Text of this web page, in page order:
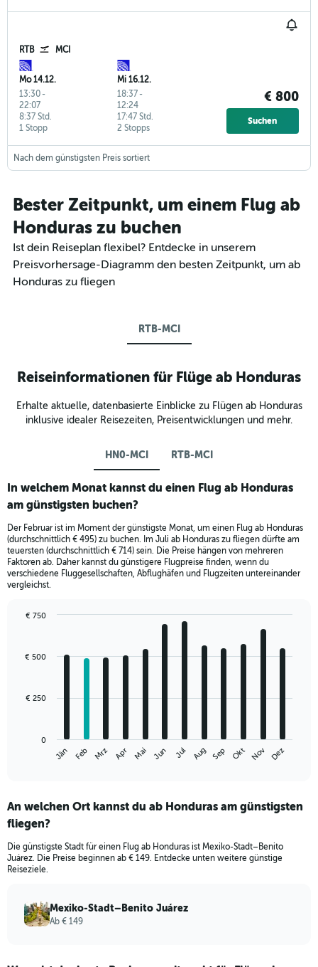
RTB MCI
Mo 14.12.
13:30-
22:07
1 Stopp
8:37 Std.
Mi 16.12.
18:37-
12:24
2 Stopps
17:47 Std.
€ 800
Suchen
Nach dem günstigsten Preis sortiert
Bester Zeitpunkt, um einem Flug ab
Honduras zu buchen
Ist dein Reiseplan flexibel? Entdecke in unserem
Preisvorhersage-Diagramm den besten Zeitpunkt, um ab
Honduras zu fliegen
RTB-MCI
Reiseinformationen für Flüge ab Honduras
Erhalte aktuelle, datenbasierte Einblicke zu Flügen ab Honduras
inklusive idealer Reisezeiten, Preisentwicklungen und mehr.
HN0-MCI RTB-MCI
In welchem Monat kannst du einen Flug ab Honduras
am günstigsten buchen?
Der Februar ist im Moment der günstigste Monat, um einen Flug ab Honduras
(durchschnittlich € 495) zu buchen. Im Juli ab Honduras zu fliegen dürfte am
teuersten (durchschnittlich € 714) sein. Die Preise hängen von mehreren
Faktoren ab. Daher kannst du günstigere Flugpreise finden, wenn du
verschiedene Fluggesellschaften, Abflughäfen und Flugzeiten untereinander
vergleichst.
12
The
Range:
12
The
chart
Y
axis
Jän Feb Mrz Apr Mai Jun Jul Aug Sep Okt Nov Dez
0
€ 250
€ 500
€ 750
An welchen Ort kannst du ab Honduras am günstigsten
fliegen?
Die günstigste Stadt für einen Flug ab Honduras ist Mexiko-Stadt–Benito
Juárez. Die Preise beginnen ab € 149. Entdecke unten weitere günstige
Reiseziele.
Mexiko-Stadt–Benito Juárez
Ab € 149